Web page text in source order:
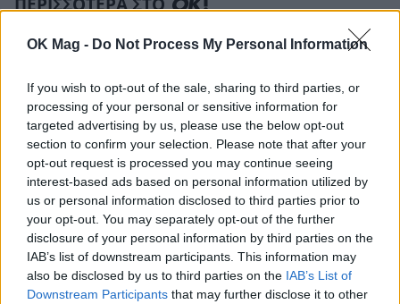
OK Mag - Do Not Process My Personal Information
If you wish to opt-out of the sale, sharing to third parties, or
processing of your personal or sensitive information for
targeted advertising by us, please use the below opt-out
section to confirm your selection. Please note that after your
opt-out request is processed you may continue seeing
interest-based ads based on personal information utilized by
us or personal information disclosed to third parties prior to
your opt-out. You may separately opt-out of the further
disclosure of your personal information by third parties on the
IAB’s list of downstream participants. This information may
also be disclosed by us to third parties on the IAB’s List of
Downstream Participants that may further disclose it to other
ΠΕΡΙΣΣΟΤΕΡΑ ΣΤΟ
Γιώργος Λιάγκας: Ο καλοκαιρινός
απολογισμός και το αισιόδοξο μήνυμα